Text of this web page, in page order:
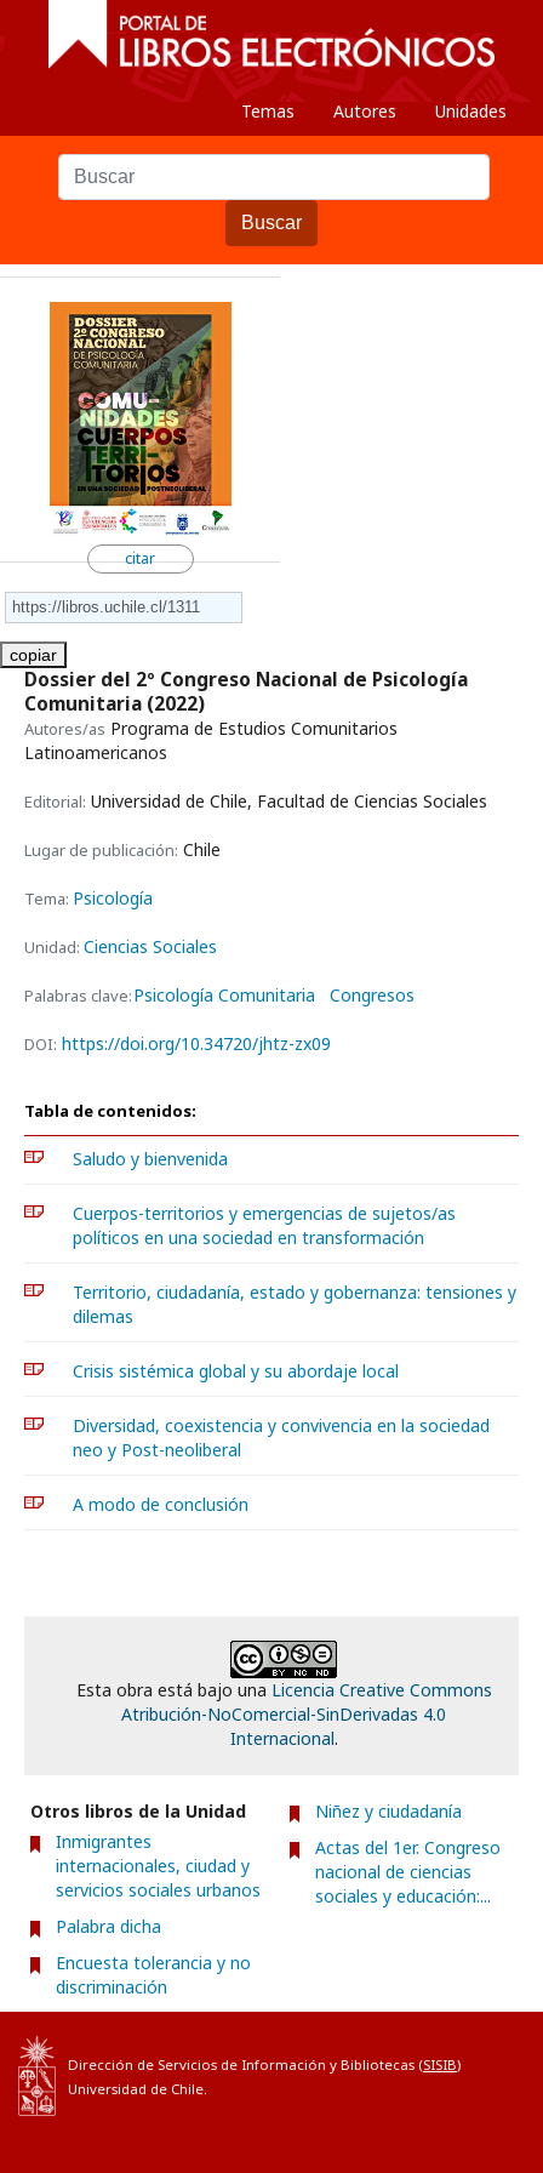
Temas Autores Unidades
Buscar
citar
copiar
Dossier del 2º Congreso Nacional de Psicología
Comunitaria (2022)
Autores/as Programa de Estudios Comunitarios
Latinoamericanos
Editorial: Universidad de Chile, Facultad de Ciencias Sociales
Lugar de publicación: Chile
Tema: Psicología
Unidad: Ciencias Sociales
Palabras clave:Psicología Comunitaria Congresos
DOI: https://doi.org/10.34720/jhtz-zx09
Tabla de contenidos:
Saludo y bienvenida
Cuerpos-territorios y emergencias de sujetos/as
políticos en una sociedad en transformación
Territorio, ciudadanía, estado y gobernanza: tensiones y
dilemas
Crisis sistémica global y su abordaje local
Diversidad, coexistencia y convivencia en la sociedad
neo y Post-neoliberal
A modo de conclusión
Esta obra está bajo una Licencia Creative Commons
Atribución-NoComercial-SinDerivadas 4.0
Internacional.
Otros libros de la Unidad
Inmigrantes
internacionales, ciudad y
servicios sociales urbanos
Palabra dicha
Encuesta tolerancia y no
discriminación
Niñez y ciudadanía
Actas del 1er. Congreso
nacional de ciencias
sociales y educación:...
Dirección de Servicios de Información y Bibliotecas (SISIB)
Universidad de Chile.